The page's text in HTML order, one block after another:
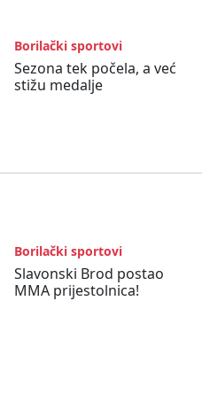
Borilački sportovi
Sezona tek počela, a već
stižu medalje
Borilački sportovi
Slavonski Brod postao
MMA prijestolnica!